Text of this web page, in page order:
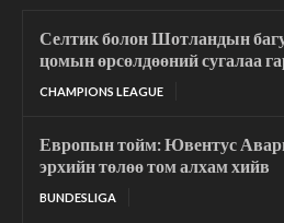
Селтик болон Шотландын
цомын өрсөлдөөний сугалаа
CHAMPIONS LEAGUE
Европын тойм: Ювентус
эрхийн төлөө том алхам хийв
BUNDESLIGA